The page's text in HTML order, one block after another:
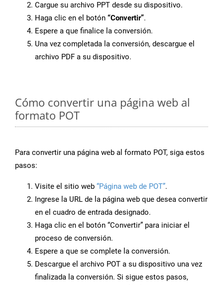
Cargue su archivo PPT desde su dispositivo.
Haga clic en el botón “Convertir”.
Espere a que finalice la conversión.
Una vez completada la conversión, descargue el
archivo PDF a su dispositivo.
Cómo convertir una página web al
formato POT
Para convertir una página web al formato POT, siga estos
pasos:
Visite el sitio web “Página web de POT”.
Ingrese la URL de la página web que desea convertir
en el cuadro de entrada designado.
Haga clic en el botón “Convertir” para iniciar el
proceso de conversión.
Espere a que se complete la conversión.
Descargue el archivo POT a su dispositivo una vez
finalizada la conversión. Si sigue estos pasos,